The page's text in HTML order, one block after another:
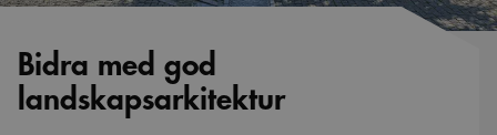
Bidra med god
landskapsarkitektur